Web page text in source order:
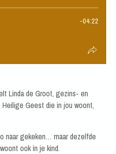
Linda de Groot, gezins- en
Geest die in jou woont,
naar gekeken… maar dezelfde
ook in je kind.